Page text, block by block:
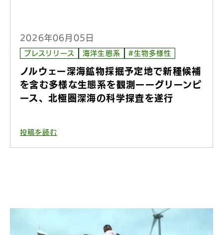
2026年06月05日
プレスリリース 海洋生態系 #生物多様性
ノルウェー深海鉱物採掘予定地で新種候補
を含む多様な生態系を観測ーーグリーンピ
ース、北極圏深海の科学探査を遂行
投稿を読む